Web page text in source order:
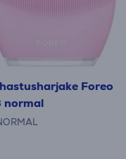
Foreo
normal